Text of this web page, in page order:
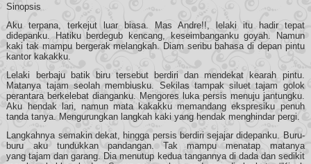
Sinopsis
Aku terpana, terkejut luar biasa. Mas Andre!!, lelaki itu hadir tepat
didepanku. Hatiku berdegub kencang, keseimbanganku goyah. Namun
kaki tak mampu bergerak melangkah. Diam seribu bahasa di depan pintu
kantor kakakku.
Lelaki berbaju batik biru tersebut berdiri dan mendekat kearah pintu.
Matanya tajam seolah membiusku. Sekilas tampak siluet tajam golok
perantara berkelebat dianganku. Mengores luka persis menuju jantungku.
Aku hendak lari, namun mata kakakku memandang ekspresiku penuh
tanda tanya. Mengurungkan langkah kaki yang hendak menghindar pergi.
Langkahnya semakin dekat, hingga persis berdiri sejajar didepanku. Buru-
buru aku tundukkan pandangan. Tak mampu menatap matanya
yang tajam dan garang. Dia menutup kedua tangannya di dada dan sedikit